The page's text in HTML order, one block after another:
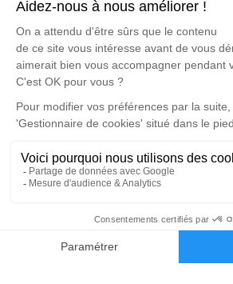
01 84 14 85 50
phoenix95600@gmail.com
40 Rue du Général Leclerc - 95600 -
4.9/5 - 205 avis
Pompes Funèbres Phoenix - Le Choix
01 86 61 17 12
32 Rue du Général Leclerc - 95310 -
4.9/5 - 133 avis
Organiser des obsèques
Prévoir ses obsèques
Avis de
agence